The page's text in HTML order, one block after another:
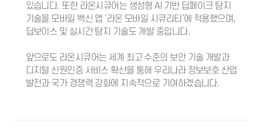
있습니다. 또한 라온시큐어는 생성형 AI 기반 딥페이크 탐지
기술을 모바일 백신 앱 ‘라온 모바일 시큐리티’에 적용했으며,
딥보이스 및 실시간 탐지 기술도 개발 중입니다.
앞으로도 라온시큐어는 세계 최고 수준의 보안 기술 개발과
디지털 신원인증 서비스 확산을 통해 우리나라 정보보호 산업
발전과 국가 경쟁력 강화에 지속적으로 기여하겠습니다.